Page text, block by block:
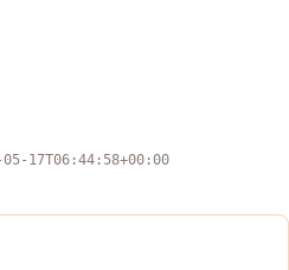
17T06:44:58+00:00